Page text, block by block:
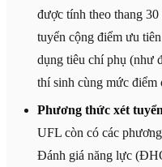
được tính theo thang
tuyển cộng điểm ưu
dụng tiêu chí phụ (như
thí sinh cùng mức điểm
Phương thức xét
UFL còn có các
Đánh giá năng lực